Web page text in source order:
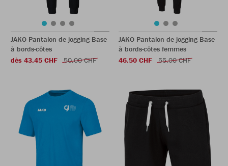
JAKO Pantalon de jogging Base
à bords-côtes
dès 43.45 CHF
50.00 CHF
JAKO Pantalon de jogging Base
à bords-côtes femmes
46.50 CHF
55.00 CHF